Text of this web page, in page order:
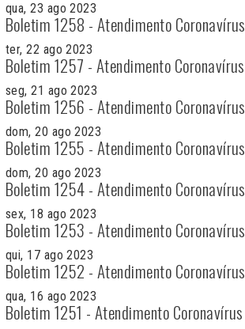
qua, 23 ago 2023
Boletim 1258 - Atendimento Coronavírus
ter, 22 ago 2023
Boletim 1257 - Atendimento Coronavírus
seg, 21 ago 2023
Boletim 1256 - Atendimento Coronavírus
dom, 20 ago 2023
Boletim 1255 - Atendimento Coronavírus
dom, 20 ago 2023
Boletim 1254 - Atendimento Coronavírus
sex, 18 ago 2023
Boletim 1253 - Atendimento Coronavírus
qui, 17 ago 2023
Boletim 1252 - Atendimento Coronavírus
qua, 16 ago 2023
Boletim 1251 - Atendimento Coronavírus